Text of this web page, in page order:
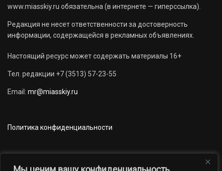
www.miasskiy.ru обязательна (в интернете — гиперссылка).
Редакция не несет ответственности за достоверность
информации, содержащейся в рекламных объявлениях.
Настоящий ресурс может содержать материалы 16+
Тел. редакции +7 (3513) 57-23-55
Email: mr@miasskiy.ru
Политика конфиденциальности